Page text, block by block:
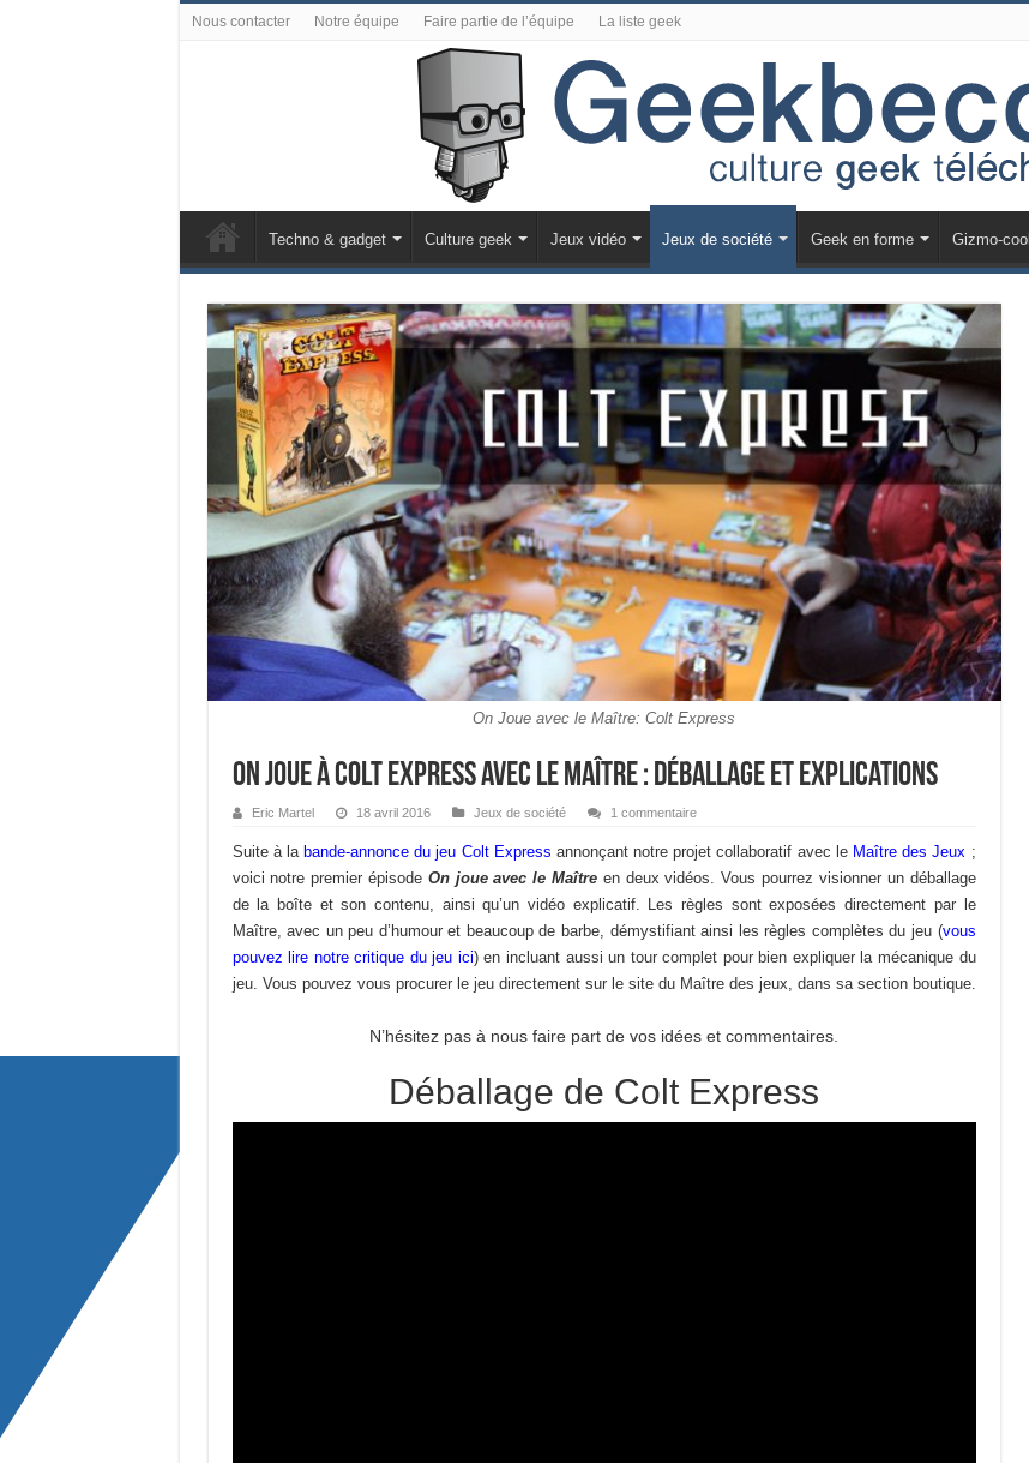
Nous contacter Notre équipe Faire partie de l’équipe La liste geek
Techno & gadget Culture geek Jeux vidéo Jeux de société Geek en forme Gizmo-cool
On Joue avec le Maître: Colt Express
On joue à Colt Express avec le Maître : déballage et explications
Eric Martel 18 avril 2016 Jeux de société 1 commentaire
Suite à la bande-annonce du jeu Colt Express annonçant notre projet collaboratif avec le Maître des Jeux ;
voici notre premier épisode On joue avec le Maître en deux vidéos. Vous pourrez visionner un déballage
de la boîte et son contenu, ainsi qu’un vidéo explicatif. Les règles sont exposées directement par le
Maître, avec un peu d’humour et beaucoup de barbe, démystifiant ainsi les règles complètes du jeu (vous
pouvez lire notre critique du jeu ici) en incluant aussi un tour complet pour bien expliquer la mécanique du
jeu. Vous pouvez vous procurer le jeu directement sur le site du Maître des jeux, dans sa section boutique.
N’hésitez pas à nous faire part de vos idées et commentaires.
Déballage de Colt Express